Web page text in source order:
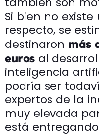
Si bien no
respecto, se
destinaron más
eurosal
inteligencia
podría ser
expertos de la
muy elevada
está